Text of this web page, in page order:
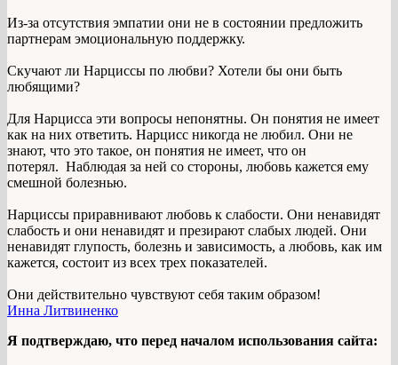
Из-за отсутствия эмпатии они не в состоянии предложить
партнерам эмоциональную поддержку.
Скучают ли Нарциссы по любви? Хотели бы они быть
любящими?
Для Нарцисса эти вопросы непонятны. Он понятия не имеет
как на них ответить. Нарцисс никогда не любил. Они не
знают, что это такое, он понятия не имеет, что он
потерял. Наблюдая за ней со стороны, любовь кажется ему
смешной болезнью.
Нарциссы приравнивают любовь к слабости. Они ненавидят
слабость и они ненавидят и презирают слабых людей. Они
ненавидят глупость, болезнь и зависимость, а любовь, как им
кажется, состоит из всех трех показателей.
Они действительно чувствуют себя таким образом!
Инна Литвиненко
Я подтверждаю, что перед началом использования сайта: